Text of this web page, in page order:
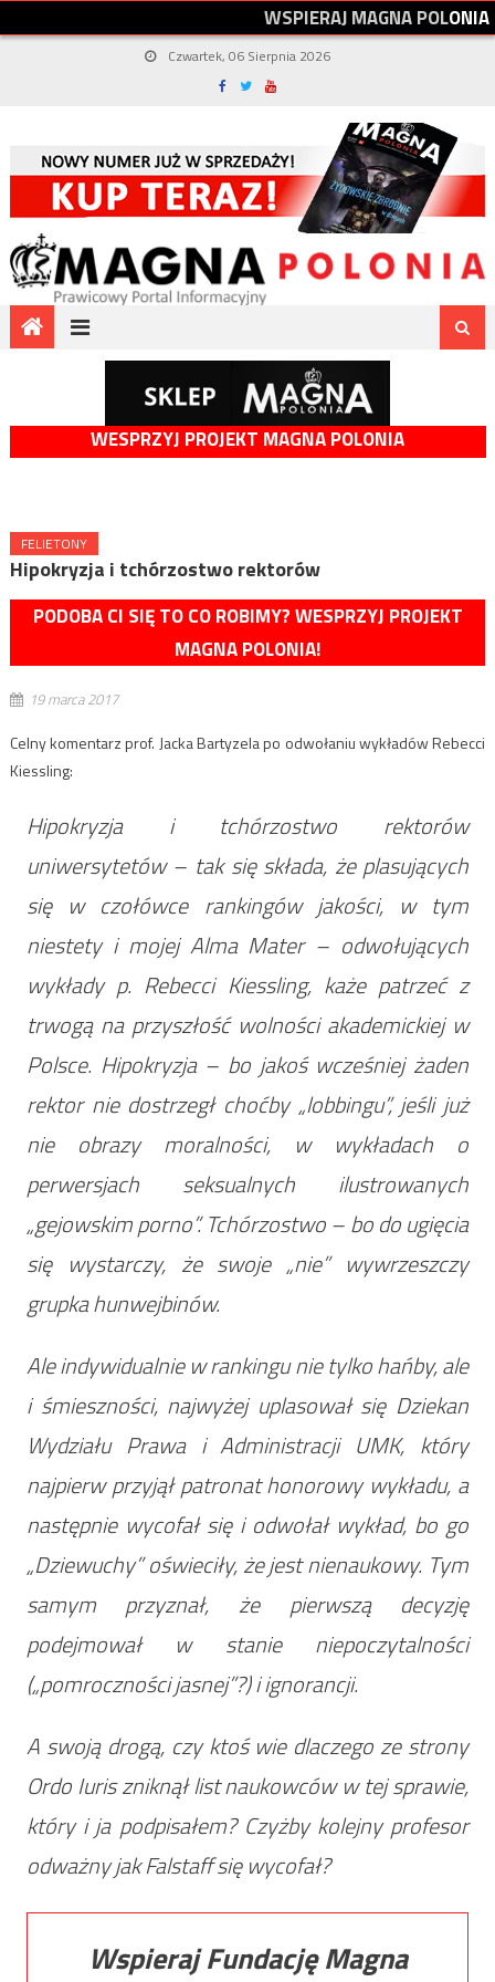
WSPIERAJMAGNAPOLONIA
Czwartek, 06 Sierpnia 2026
WESPRZYJ PROJEKT MAGNA POLONIA
FELIETONY
Hipokryzja i tchórzostwo rektorów
PODOBA CI SIĘ TO CO ROBIMY? WESPRZYJ PROJEKT
MAGNA POLONIA!
19 marca 2017
Celny komentarz prof. Jacka Bartyzela po odwołaniu wykładów Rebecci
Kiessling:
Hipokryzja i tchórzostwo rektorów
uniwersytetów – tak się składa, że plasujących
się w czołówce rankingów jakości, w tym
niestety i mojej Alma Mater – odwołujących
wykłady p. Rebecci Kiessling, każe patrzeć z
trwogą na przyszłość wolności akademickiej w
Polsce. Hipokryzja – bo jakoś wcześniej żaden
rektor nie dostrzegł choćby „lobbingu”, jeśli już
nie obrazy moralności, w wykładach o
perwersjach seksualnych ilustrowanych
„gejowskim porno”. Tchórzostwo – bo do ugięcia
się wystarczy, że swoje „nie” wywrzeszczy
grupka hunwejbinów.
Ale indywidualnie w rankingu nie tylko hańby, ale
i śmieszności, najwyżej uplasował się Dziekan
Wydziału Prawa i Administracji UMK, który
najpierw przyjął patronat honorowy wykładu, a
następnie wycofał się i odwołał wykład, bo go
„Dziewuchy” oświeciły, że jest nienaukowy. Tym
samym przyznał, że pierwszą decyzję
podejmował w stanie niepoczytalności
(„pomroczności jasnej”?) i ignorancji.
A swoją drogą, czy ktoś wie dlaczego ze strony
Ordo Iuris zniknął list naukowców w tej sprawie,
który i ja podpisałem? Czyżby kolejny profesor
odważny jak Falstaff się wycofał?
Wspieraj Fundację Magna